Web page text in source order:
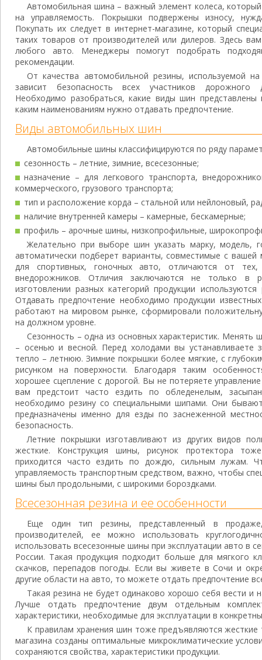
Автомобильная шина – важный элемент колеса,
на управляемость. Покрышки подвержены износу,
Покупать их следует в интернет-магазине, который
таких товаров от производителей или дилеров. Здесь
любого авто. Менеджеры помогут подобрать
рекомендации.
От качества автомобильной резины, используемой
зависит безопасность всех участников дорожного
Необходимо разобраться, какие виды шин
каким наименованиям нужно отдавать предпочтение.
Виды автомобильных шин
Автомобильные шины классифицируются по ряду
сезонность – летние, зимние, всесезонные;
назначение – для легкового транспорта,
коммерческого, грузового транспорта;
тип и расположение корда – стальной или нейлоновый,
наличие внутренней камеры – камерные, бескамерные;
профиль – арочные шины, низкопрофильные,
Желательно при выборе шин указать марку, модель,
автоматически подберет варианты, совместимые с
для спортивных, гоночных авто, отличаются от
внедорожников. Отличия заключаются не только в
изготовлении разных категорий продукции
Отдавать предпочтение необходимо продукции
работают на мировом рынке, сформировали
на должном уровне.
Сезонность – одна из основных характеристик.
– осенью и весной. Перед холодами вы устанавливаете
тепло – летнюю. Зимние покрышки более мягкие, с
рисунком на поверхности. Благодаря таким
хорошее сцепление с дорогой. Вы не потеряете
вам предстоит часто ездить по обледенелым,
необходимо резину со специальными шипами. Они
предназначены именно для езды по заснеженной
безопасность.
Летние покрышки изготавливают из других видов
жесткие. Конструкция шины, рисунок протектора
приходится часто ездить по дождю, сильным лужам.
управляемость транспортным средством, важно, чтобы
шины был продольными, с широкими бороздками.
Всесезонная резина и ее особенности
Еще один тип резины, представленный в
производителей, ее можно использовать
использовать всесезонные шины при эксплуатации авто в
России. Такая продукция подходит больше для мягкого
скачков, перепадов погоды. Если вы живете в Сочи и
другие области на авто, то можете отдать предпочтение
Такая резина не будет одинаково хорошо себя вести и
Лучше отдать предпочтение двум отдельным
характеристики, необходимые для эксплуатации в
К правилам хранения шин тоже предъявляются жесткие
магазина созданы оптимальные микроклиматические
сохраняются свойства, характеристики продукции.